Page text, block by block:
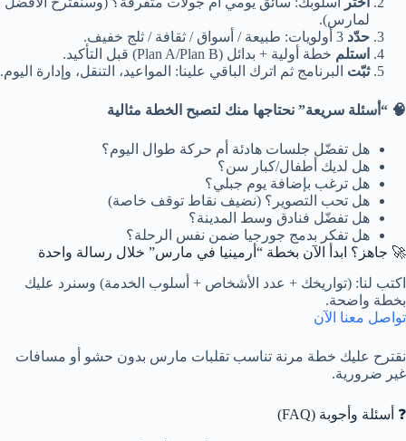
لمارس).
حدّد
استلم خطة أولية + بدائل (Plan A/Plan B) قبل التأكيد.
ثبّت البرنامج ثم اترك الباقي علينا: المواعيد، التنقل، وإدارة اليوم.
🧠 “أسئلة سريعة” نحتاجها منك لتصبح الخطة مثالية
هل تفضّل جلسات هادئة أم حركة طوال اليوم؟
هل لديك أطفال/كبار سن؟
هل ترغب بإضافة يوم جبلي؟
هل تحب التصوير؟ (نضيف نقاط توقف خاصة)
هل تفضّل فنادق وسط المدينة؟
هل تفكر بدمج جورجيا ضمن نفس الرحلة؟
🚀 جاهز؟ ابدأ الآن بخطة “أرمينيا في مارس” خلال رسالة واحدة
اكتب لنا: (تواريخك + عدد الأشخاص + أسلوب الخدمة) وسنرد عليك
بخطة واضحة.
تواصل معنا الآن
نقترح عليك خطة مرنة تناسب تقلبات مارس بدون حشو أو مسافات
غير ضرورية.
❓ أسئلة وأجوبة (FAQ)